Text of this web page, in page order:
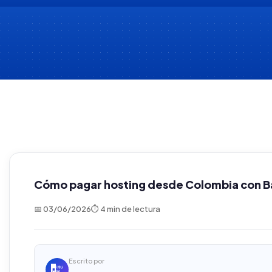
Cómo pagar hosting desde Colombia con
📅 03/06/2026⏱ 4 min de lectura
Escrito por